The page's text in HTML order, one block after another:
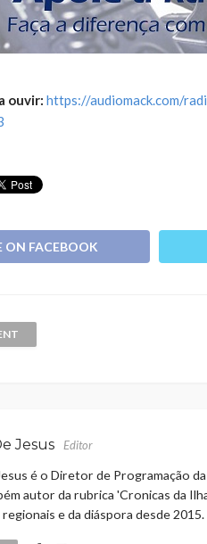
ouvir: https://audiomack.com/
ON FACEBOOK
Jesus Editor
é o Diretor de Programação
autor da rubrica 'Cronicas da
e da diáspora desde 2015.